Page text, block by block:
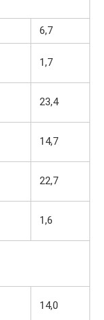
6,7
1,7
23,4
14,7
22,7
1,6
14,0